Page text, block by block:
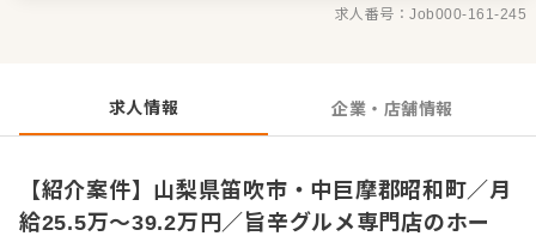
求人番号：Job000-161-245
求人情報 企業・店舗情報
【紹介案件】山梨県笛吹市・中巨摩郡昭和町／月
給25.5万～39.2万円／旨辛グルメ専門店のホー